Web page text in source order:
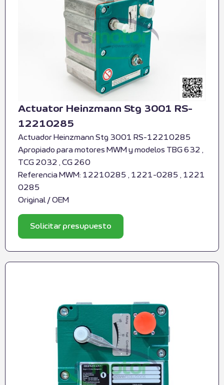
Actuator Heinzmann Stg 3001 RS-
12210285
Actuador Heinzmann Stg 3001 RS-12210285
Apropiado para motores MWM y modelos TBG 632 ,
TCG 2032 , CG 260
Referencia MWM: 12210285 , 1221-0285 , 1221
0285
Original / OEM
Solicitar presupuesto